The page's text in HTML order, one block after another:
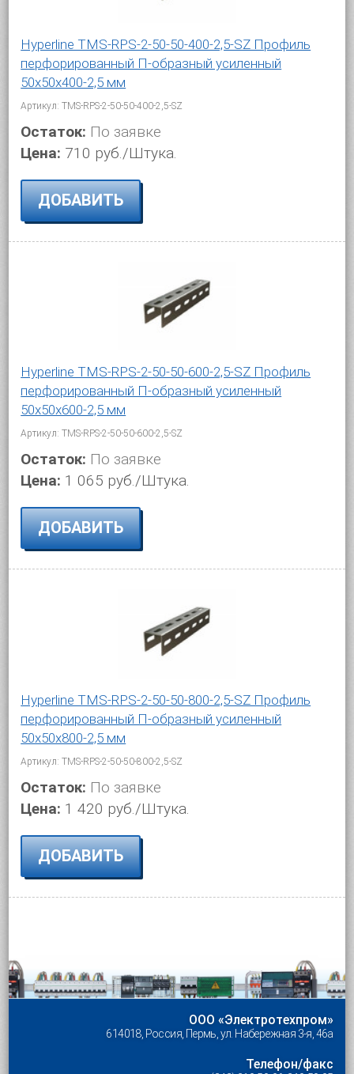
Hyperline TMS-RPS-2-50-50-400-2,5-SZ Профиль
перфорированный П-образный усиленный
50х50х400-2,5 мм
Артикул: TMS-RPS-2-50-50-400-2,5-SZ
Остаток: По заявке
Цена: 710 руб./Штука.
ДОБАВИТЬ
Hyperline TMS-RPS-2-50-50-600-2,5-SZ Профиль
перфорированный П-образный усиленный
50х50х600-2,5 мм
Артикул: TMS-RPS-2-50-50-600-2,5-SZ
Остаток: По заявке
Цена: 1 065 руб./Штука.
ДОБАВИТЬ
Hyperline TMS-RPS-2-50-50-800-2,5-SZ Профиль
перфорированный П-образный усиленный
50х50х800-2,5 мм
Артикул: TMS-RPS-2-50-50-800-2,5-SZ
Остаток: По заявке
Цена: 1 420 руб./Штука.
ДОБАВИТЬ
ООО «Электротехпром»
614018, Россия, Пермь, ул. Набережная 3-я, 46а
Телефон/факс